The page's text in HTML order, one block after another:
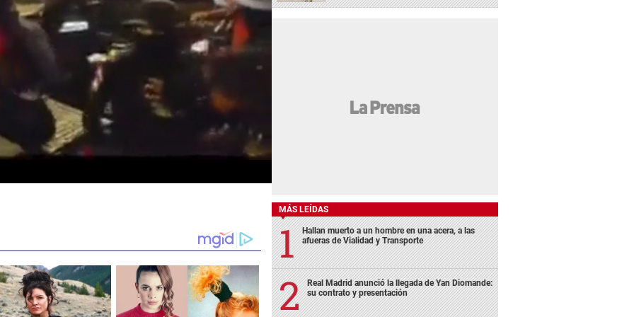
MÁS LEÍDAS
Hallan muerto a un hombre en una acera, a las
afueras de Vialidad y Transporte
Real Madrid anunció la llegada de Yan Diomande:
su contrato y presentación